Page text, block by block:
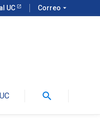
UC Correo arrow_drop_down
search